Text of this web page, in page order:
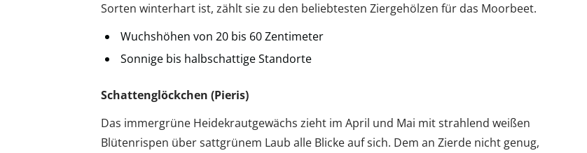
Sorten winterhart ist, zählt sie zu den beliebtesten Ziergehölzen für das Moorbeet.
Wuchshöhen von 20 bis 60 Zentimeter
Sonnige bis halbschattige Standorte
Schattenglöckchen (Pieris)
Das immergrüne Heidekrautgewächs zieht im April und Mai mit strahlend weißen
Blütenrispen über sattgrünem Laub alle Blicke auf sich. Dem an Zierde nicht genug,